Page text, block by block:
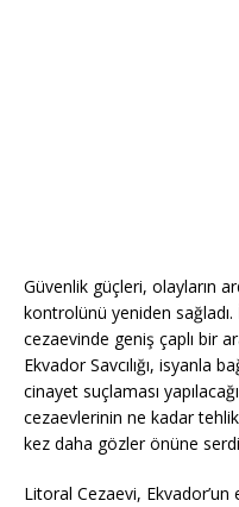
Güvenlik güçleri, olayların
kontrolünü yeniden sağladı.
cezaevinde geniş çaplı bir
Ekvador Savcılığı, isyanla
cinayet suçlaması
cezaevlerinin ne kadar
kez daha gözler önüne
Litoral Cezaevi,